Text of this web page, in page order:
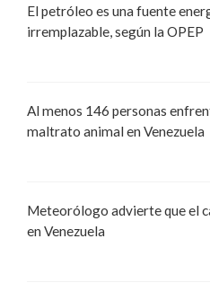
El petróleo es una fuente
irremplazable, según la OPEP
Al menos 146 personas
maltrato animal en Venezuela
Meteorólogo advierte que el
en Venezuela